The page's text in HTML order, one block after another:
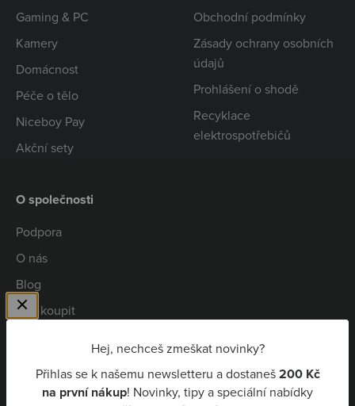
Hej, nechceš zmeškat novinky?
Přihlas se k našemu newsletteru a dostaneš200 Kč
na první nákup! Novinky, tipy a speciální nabídky
Gaming & PC
Kamery
Domácnost
Péče o tělo
Niceboy Pay
Akční sety
Obchodní podmínky
Zásady ochrany osobních
údajů
Prohlášení o shodě
Recyklace
elektrospotřebičů
O společnosti
Podpora
O nás
Blog
Kde koupit
Niceboy Pay